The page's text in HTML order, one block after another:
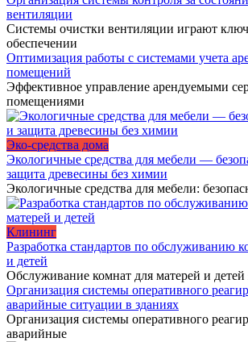
вентиляции
Системы очистки вентиляции играют
обеспечении
Оптимизация работы с системами учета
помещений
Эффективное управление арендуемыми
помещениями
Эко-средства дома
Экологичные средства для мебели —
защита древесины без химии
Экологичные средства для мебели:
Клининг
Разработка стандартов по обслуживанию
и детей
Обслуживание комнат для матерей и детей
Организация системы оперативного
аварийные ситуации в зданиях
Организация системы оперативного
аварийные